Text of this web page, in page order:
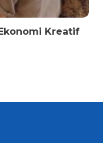
Kreatif